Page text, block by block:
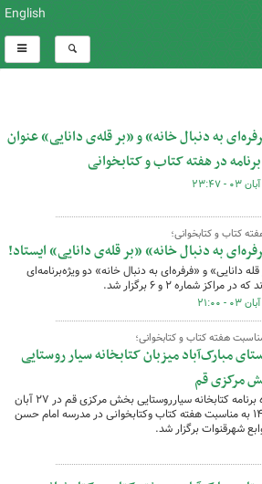
English
به دنبال خانه» و «بر قله‌ی دانایی» عنوان
در هفته کتاب و کتابخوانی
کتاب و کتابخوانی؛
به دنبال خانه» «بر قله‌ی دانایی» ایستاد!
دانایی» و «فرفره‌ای به دنبال خانه» دو ویژه‌برنامه‌ای
در مراکز شماره ۲ و ۶ برگزار شد.
هفته کتاب و کتابخوانی؛
مبارک‌آباد میزبان کتابخانه سیار روستایی
مرکزی قم
ویژه برنامه کتابخانه سیارروستایی بخش مرکزی قم در ۲۷ آبان
۱۴۰۳ به مناسبت هفته کتاب وکتابخوانی در مدرسه امام حسن
شهرقنوات برگزار شد.